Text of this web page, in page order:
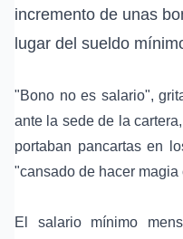
incremento de unas
lugar del sueldo
"Bono no es salario",
ante la sede de la
portaban pancartas en
"cansado de hacer magia
El salario mínimo